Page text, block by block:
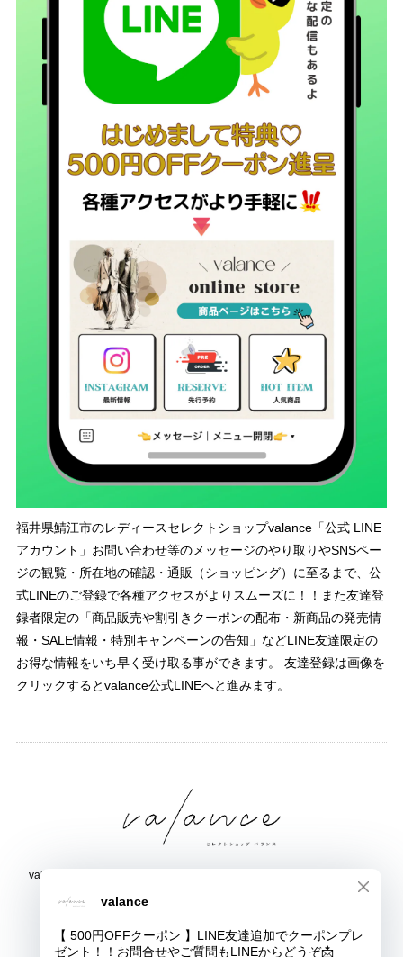
福井県鯖江市のレディースセレクトショップvalance「公式 LINE
アカウント」お問い合わせ等のメッセージのやり取りやSNSペー
ジの観覧・所在地の確認・通販（ショッピング）に至るまで、公
式LINEのご登録で各種アクセスがよりスムーズに！！また友達登
録者限定の「商品販売や割引きクーポンの配布・新商品の発売情
報・SALE情報・特別キャンペーンの告知」などLINE友達限定の
お得な情報をいち早く受け取る事ができます。 友達登録は画像を
クリックするとvalance公式LINEへと進みます。
valance 福井｜レディース セレクトショップ｜ファッション通販サイト
福井県鯖江市三六町1丁目1507